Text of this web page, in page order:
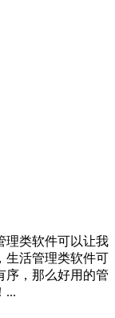
理类软件可以让我
生活管理类软件可
序，那么好用的管
...